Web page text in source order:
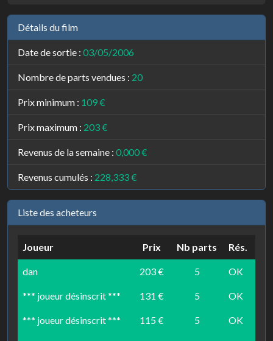
Détails du film
Date de sortie : 03/05/2006
Nombre de parts vendues : 20
Prix minimum : 109 €
Prix maximum : 203 €
Revenus de la semaine : 0,000 €
Revenus cumulés : 228,333 €
Liste des acheteurs
Joueur Prix Nb parts Rés.
dan 203 € 5 OK
*** joueur désinscrit *** 131 € 5 OK
*** joueur désinscrit *** 115 € 5 OK